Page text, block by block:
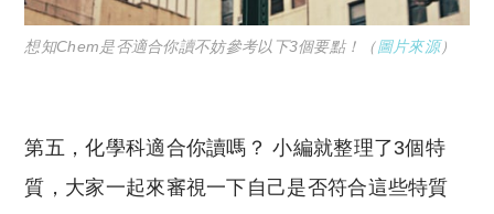
想知Chem是否適合你讀不妨參考以下3個要點！（圖片來源）
第五，化學科適合你讀嗎？ 小編就整理了3個特
質，大家一起來審視一下自己是否符合這些特質